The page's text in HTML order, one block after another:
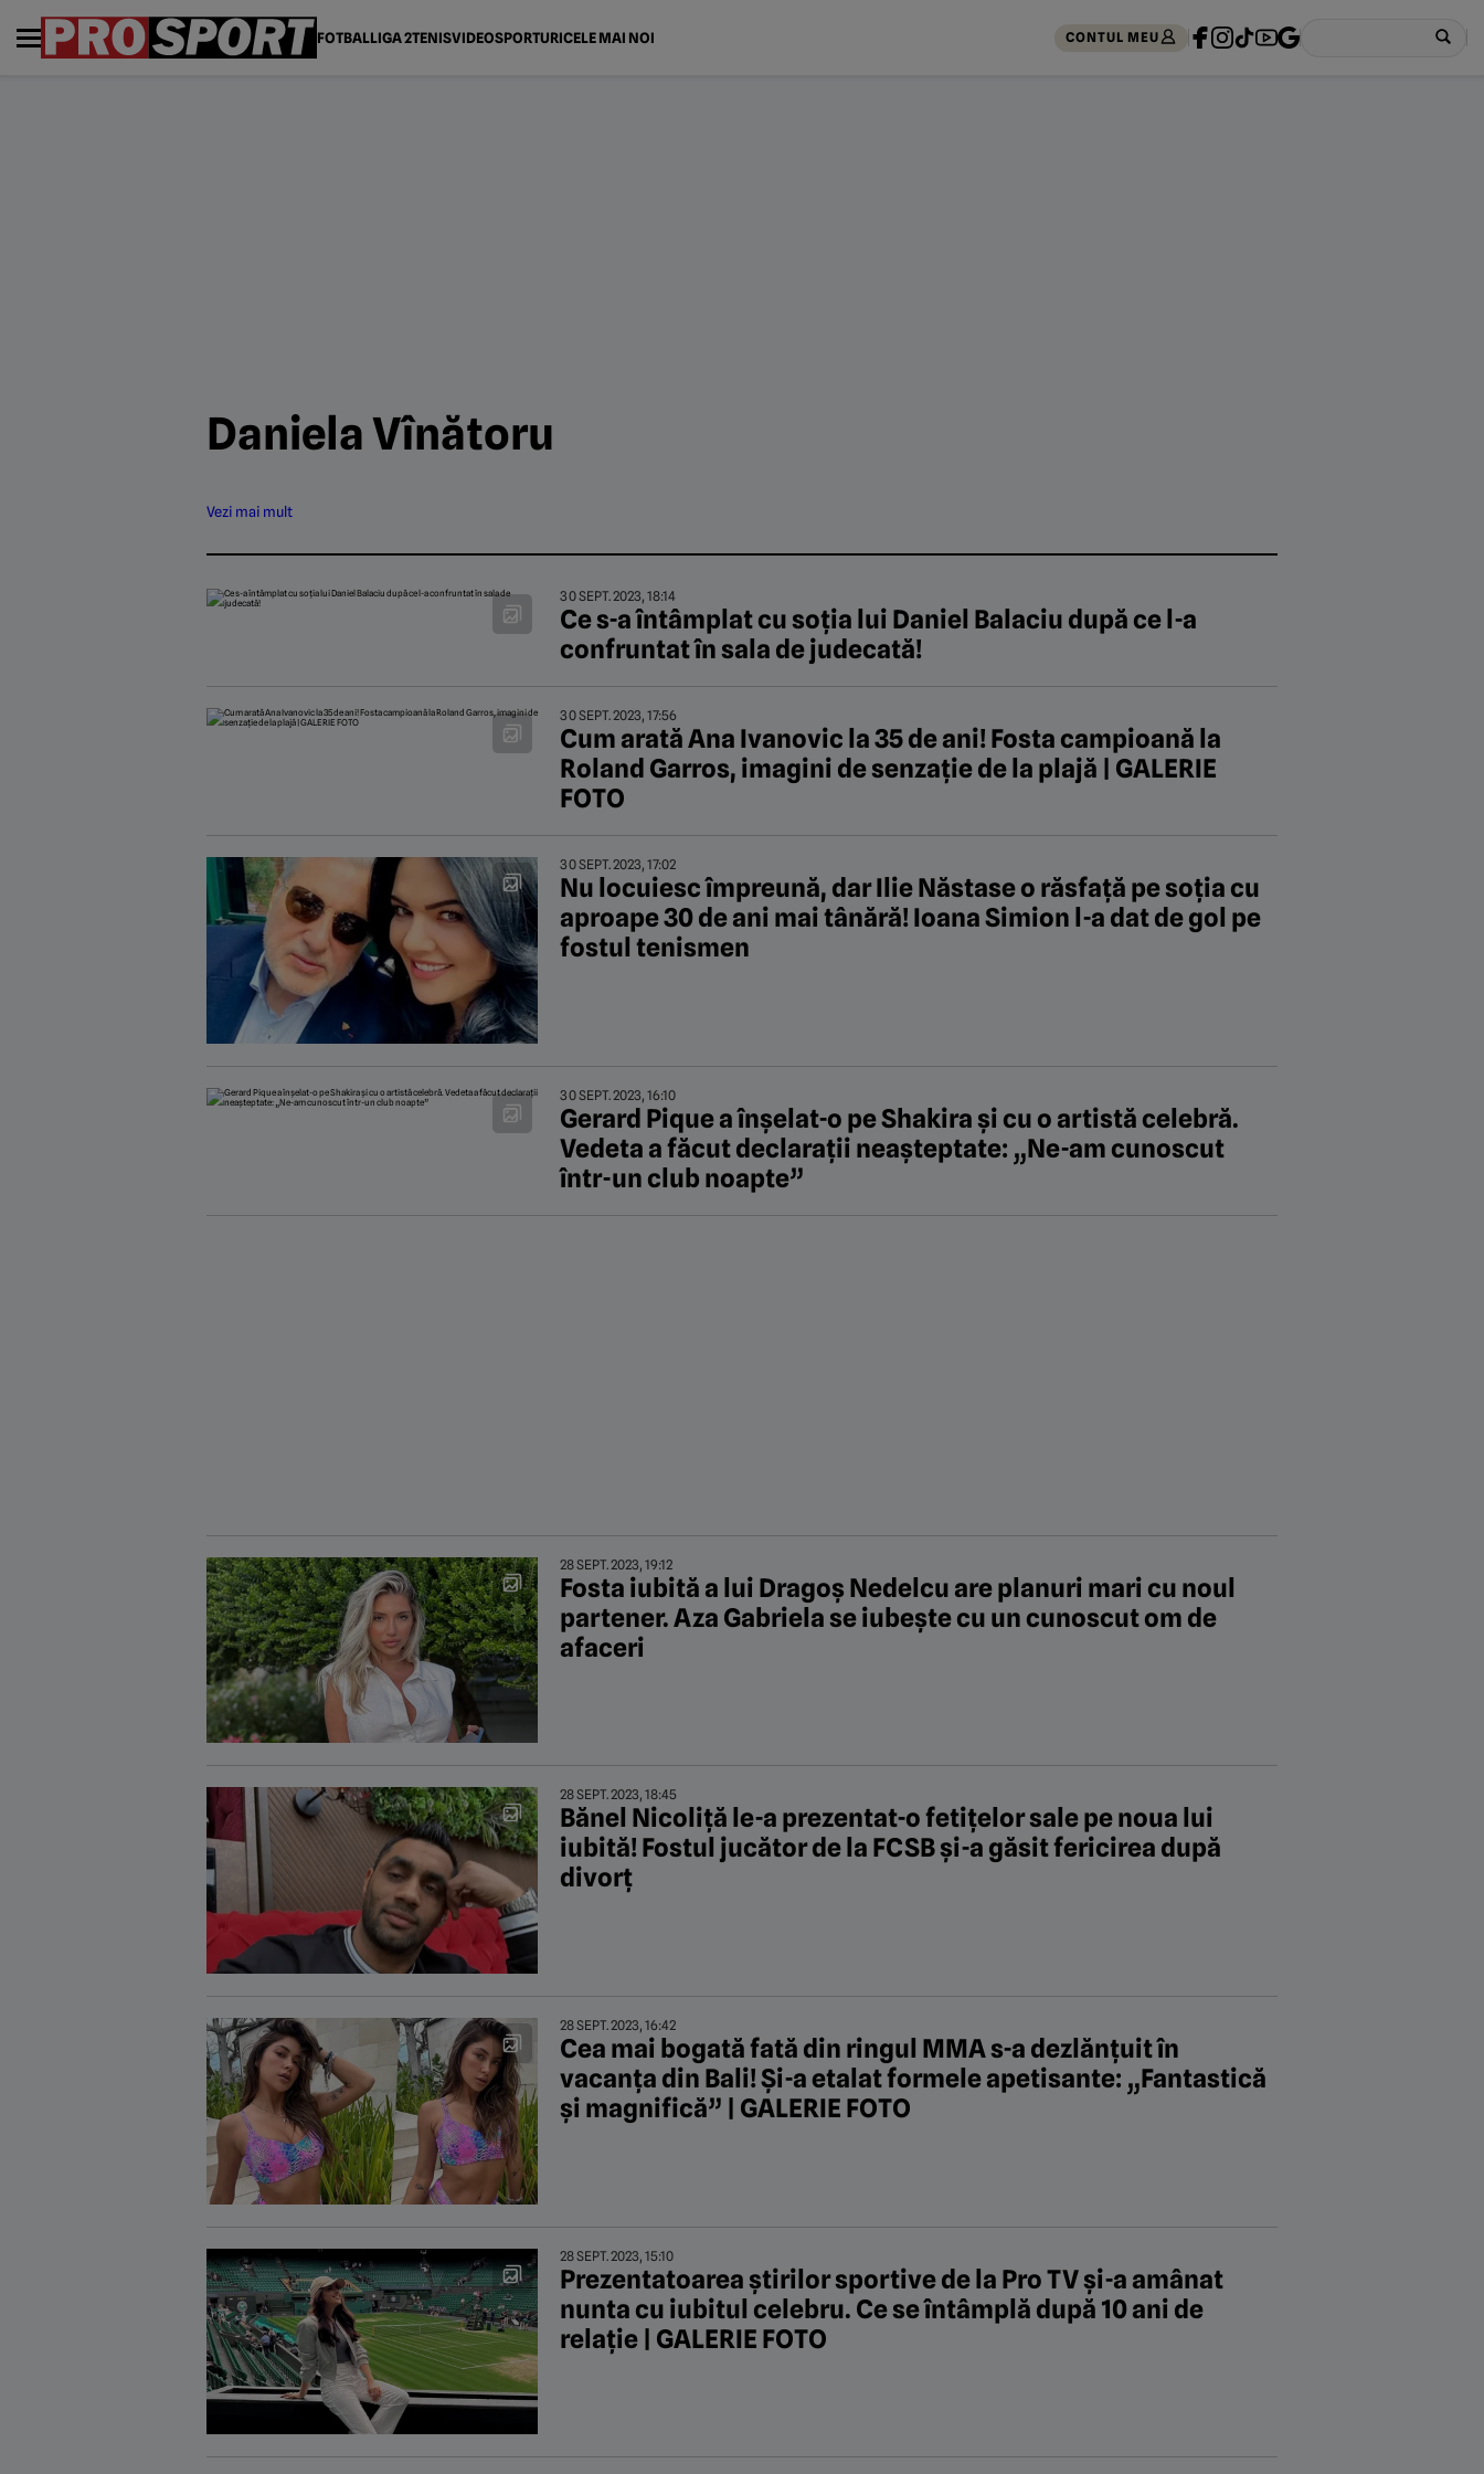
FOTBALLIGA 2TENISVIDEOSPORTURICELE MAI NOI CONTUL MEU
Daniela Vînătoru
Vezi mai mult
30 SEPT. 2023, 18:14
Ce s-a întâmplat cu soția lui Daniel Balaciu după ce l-a
confruntat în sala de judecată!
30 SEPT. 2023, 17:56
Cum arată Ana Ivanovic la 35 de ani! Fosta campioană la
Roland Garros, imagini de senzaţie de la plajă | GALERIE
FOTO
30 SEPT. 2023, 17:02
Nu locuiesc împreună, dar Ilie Năstase o răsfață pe soția cu
aproape 30 de ani mai tânără! Ioana Simion l-a dat de gol pe
fostul tenismen
30 SEPT. 2023, 16:10
Gerard Pique a înșelat-o pe Shakira și cu o artistă celebră.
Vedeta a făcut declarații neașteptate: „Ne-am cunoscut
într-un club noapte”
28 SEPT. 2023, 19:12
Fosta iubită a lui Dragoș Nedelcu are planuri mari cu noul
partener. Aza Gabriela se iubește cu un cunoscut om de
afaceri
28 SEPT. 2023, 18:45
Bănel Nicoliţă le-a prezentat-o fetițelor sale pe noua lui
iubită! Fostul jucător de la FCSB și-a găsit fericirea după
divorț
28 SEPT. 2023, 16:42
Cea mai bogată fată din ringul MMA s-a dezlănțuit în
vacanța din Bali! Și-a etalat formele apetisante: „Fantastică
și magnifică” | GALERIE FOTO
28 SEPT. 2023, 15:10
Prezentatoarea știrilor sportive de la Pro TV și-a amânat
nunta cu iubitul celebru. Ce se întâmplă după 10 ani de
relație | GALERIE FOTO